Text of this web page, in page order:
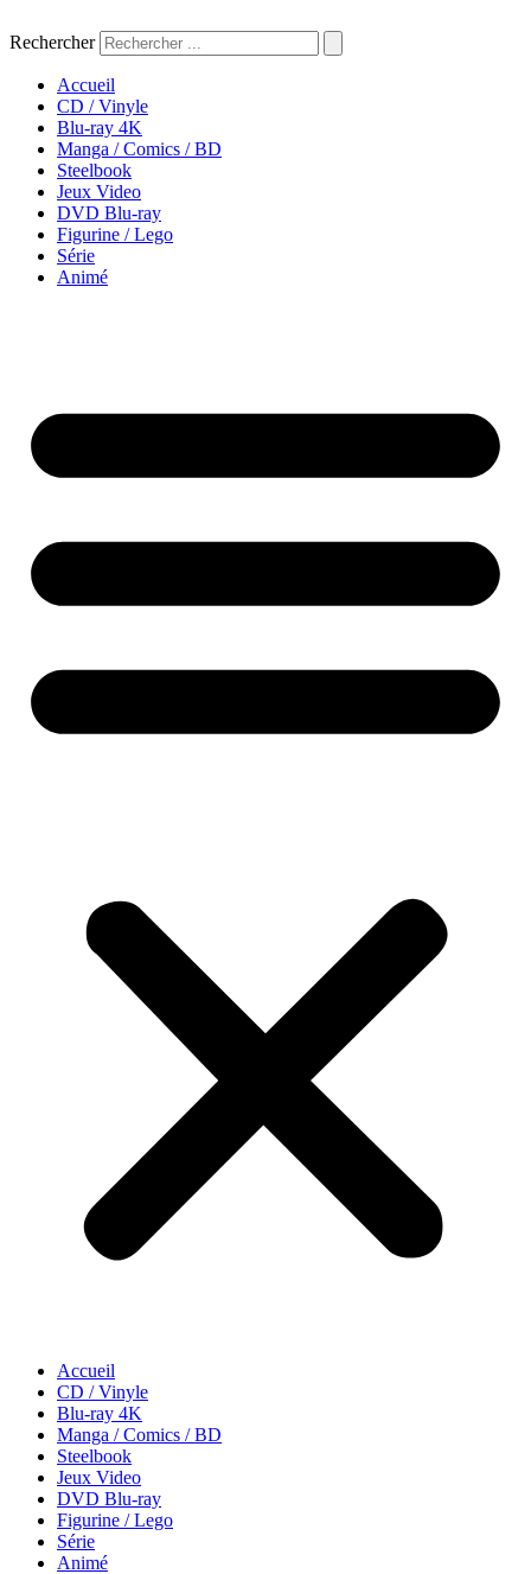
au
Rechercher
Accueil
CD / Vinyle
Blu-ray 4K
Manga / Comics / BD
Steelbook
Jeux Video
DVD Blu-ray
Figurine / Lego
Série
Animé
Accueil
CD / Vinyle
Blu-ray 4K
Manga / Comics / BD
Steelbook
Jeux Video
DVD Blu-ray
Figurine / Lego
Série
Animé